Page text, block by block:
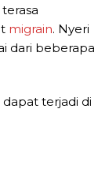
migrain. Nyeri
dari beberapa
dapat terjadi di